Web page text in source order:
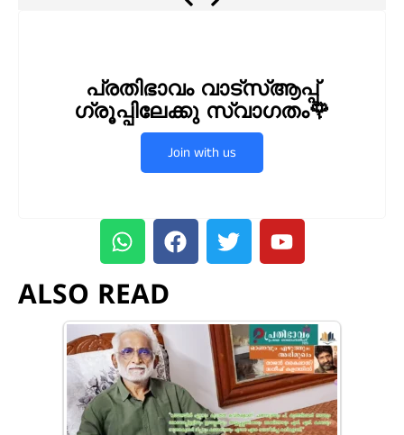
പ്രതിഭാവം വാട്സ്ആപ്പ്
ഗ്രൂപ്പിലേക്കു സ്വാഗതം🌹
Join with us
ALSO READ